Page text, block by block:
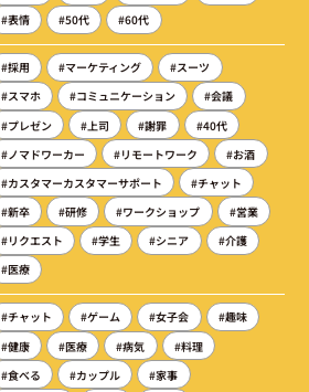
#表情
#50代 #60代
#採用 #マーケティング
#スーツ
#スマホ
#コミュニケーション
#会議
#プレゼン
#上司 #謝罪
#40代
#ノマドワーカー
#リモートワーク
#お酒
#カスタマーカスタマーサポート
#チャット
#新卒
#研修 #ワークショップ
#営業
#リクエスト
#学生 #シニア
#介護
#医療
#チャット #ゲーム #女子会
#趣味
#健康
#医療 #病気
#料理
#食べる
#カップル
#家事